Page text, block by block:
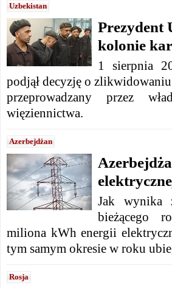
Uzbekistan
Prezydent
kolonie
1 sierpnia
podjął decyzję o
przeprowadzany przez
więziennictwa.
Azerbejdżan
Jak wynika
bieżącego
miliona kWh energii
tym samym okresie w roku
Rosja